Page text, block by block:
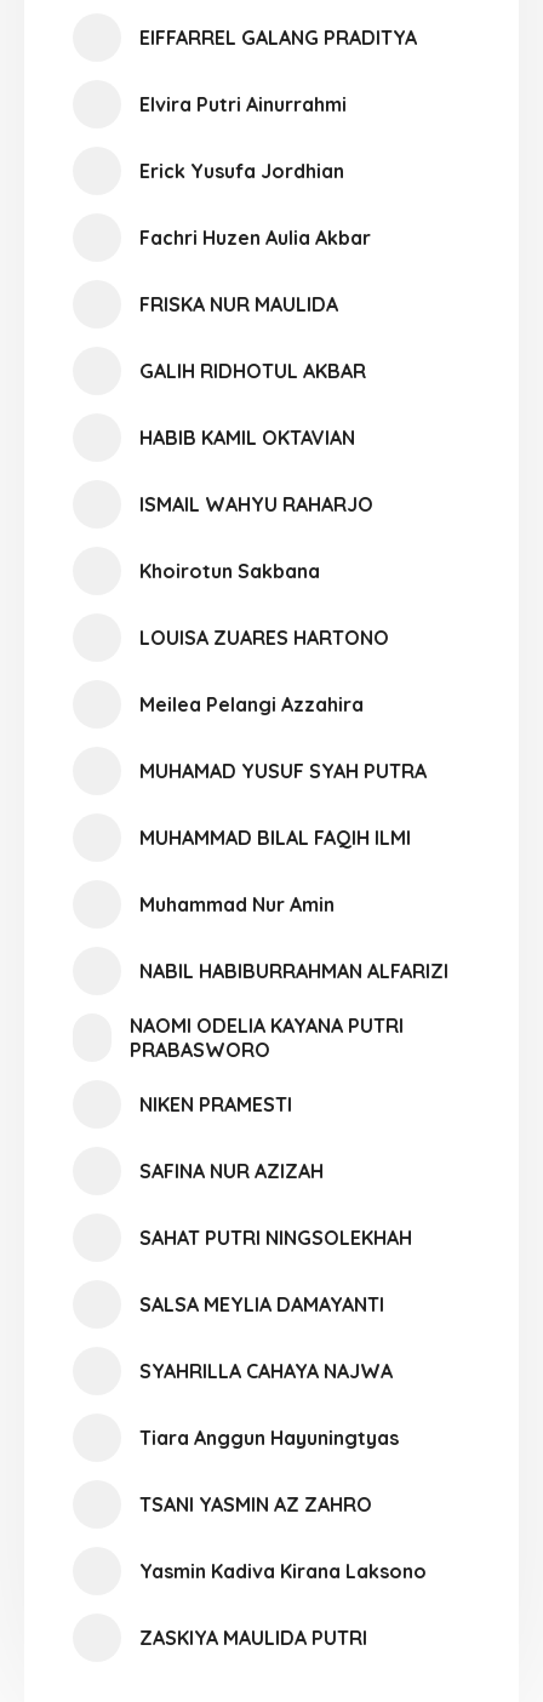
EIFFARREL GALANG PRADITYA
Elvira Putri Ainurrahmi
Erick Yusufa Jordhian
Fachri Huzen Aulia Akbar
FRISKA NUR MAULIDA
GALIH RIDHOTUL AKBAR
HABIB KAMIL OKTAVIAN
ISMAIL WAHYU RAHARJO
Khoirotun Sakbana
LOUISA ZUARES HARTONO
Meilea Pelangi Azzahira
MUHAMAD YUSUF SYAH PUTRA
MUHAMMAD BILAL FAQIH ILMI
Muhammad Nur Amin
NABIL HABIBURRAHMAN ALFARIZI
NAOMI ODELIA KAYANA PUTRI
PRABASWORO
NIKEN PRAMESTI
SAFINA NUR AZIZAH
SAHAT PUTRI NINGSOLEKHAH
SALSA MEYLIA DAMAYANTI
SYAHRILLA CAHAYA NAJWA
Tiara Anggun Hayuningtyas
TSANI YASMIN AZ ZAHRO
Yasmin Kadiva Kirana Laksono
ZASKIYA MAULIDA PUTRI